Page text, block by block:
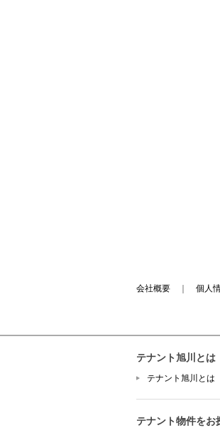
会社概要 個人
テナント旭川とは
テナント旭川とは
テナント物件をお